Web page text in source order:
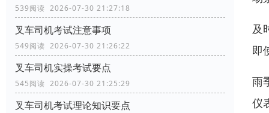
539阅读 2026-07-30 21:27:18
叉车司机考试注意事项
549阅读 2026-07-30 21:26:22
叉车司机实操考试要点
545阅读 2026-07-30 21:25:29
叉车司机考试理论知识要点
及
即
雨
仪